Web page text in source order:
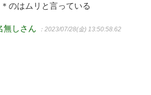
のはムリと言っている
無しさん ：2023/07/28(金) 13:50:58.62